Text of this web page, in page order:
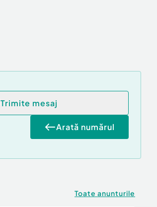
Trimite mesaj
Arată numărul
Toate anunturile